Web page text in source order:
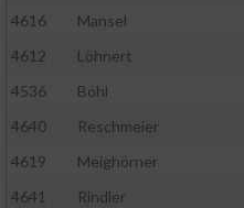
4616
Mansel
4612
Löhnert
4536
Böhl
4640
Reschmeier
4619
Meighörner
4641
Rindler